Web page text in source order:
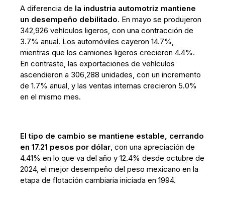
A diferencia de la industria automotriz mantiene
un desempeño debilitado. En mayo se produjeron
342,926 vehículos ligeros, con una contracción de
3.7% anual. Los automóviles cayeron 14.7%,
mientras que los camiones ligeros crecieron 4.4%.
En contraste, las exportaciones de vehículos
ascendieron a 306,288 unidades, con un incremento
de 1.7% anual, y las ventas internas crecieron 5.0%
en el mismo mes.
El tipo de cambio se mantiene estable, cerrando
en 17.21 pesos por dólar, con una apreciación de
4.41% en lo que va del año y 12.4% desde octubre de
2024, el mejor desempeño del peso mexicano en la
etapa de flotación cambiaria iniciada en 1994.